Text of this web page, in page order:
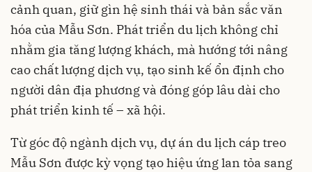
cảnh quan, giữ gìn hệ sinh thái và bản sắc văn
hóa của Mẫu Sơn. Phát triển du lịch không chỉ
nhằm gia tăng lượng khách, mà hướng tới nâng
cao chất lượng dịch vụ, tạo sinh kế ổn định cho
người dân địa phương và đóng góp lâu dài cho
phát triển kinh tế – xã hội.
Từ góc độ ngành dịch vụ, dự án du lịch cáp treo
Mẫu Sơn được kỳ vọng tạo hiệu ứng lan tỏa sang